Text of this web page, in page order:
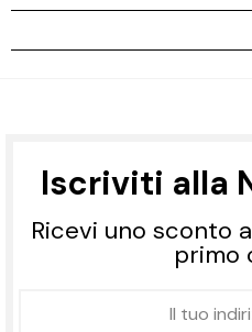
Iscriviti alla
Ricevi uno sconto
primo